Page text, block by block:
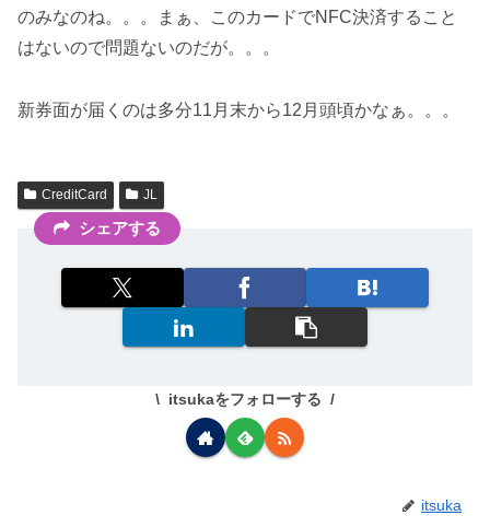
のみなのね。。。まぁ、このカードでNFC決済すること
はないので問題ないのだが。。。
新券面が届くのは多分11月末から12月頭頃かなぁ。。。
CreditCard JL
シェアする
itsukaをフォローする
itsuka